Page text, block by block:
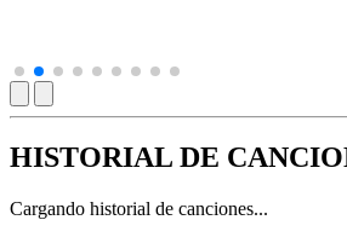
HISTORIAL DE
Cargando historial de canciones...